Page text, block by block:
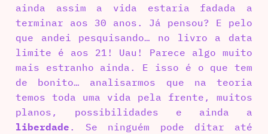
ainda assim a vida estaria fadada a
terminar aos 30 anos. Já pensou? E pelo
que andei pesquisando… no livro a data
limite é aos 21! Uau! Parece algo muito
mais estranho ainda. E isso é o que tem
de bonito… analisarmos que na teoria
temos toda uma vida pela frente, muitos
planos, possibilidades e ainda a
liberdade . Se ninguém pode ditar até